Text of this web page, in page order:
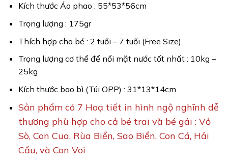
Kích thước Áo phao : 55*53*56cm
Trọng lượng : 175gr
Thích hợp cho bé : 2 tuổi – 7 tuổi (Free Size)
Trọng lượng cơ thể để nổi mặt nước tốt nhất : 10kg –
25kg
Kích thước bao bì (Túi OPP) : 31*13*14cm
Sản phẩm có 7 Hoạ tiết in hình ngộ nghĩnh dễ
thương phù hợp cho cả bé trai và bé gái : Vỏ
Sò, Con Cua, Rùa Biển, Sao Biển, Con Cá, Hải
Cẩu, và Con Voi